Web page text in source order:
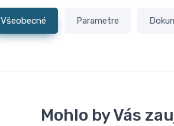
Všeobecné Parametre
Mohlo by Vás